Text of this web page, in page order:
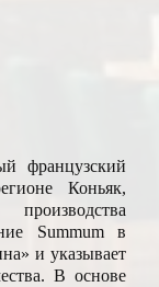
французский
Коньяк,
Summum в
и указывает
В основе